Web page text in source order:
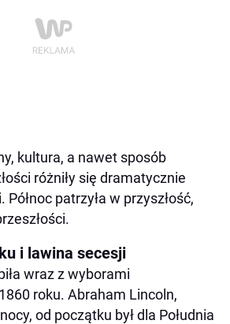
kultura, a nawet sposób
różniły się dramatycznie
patrzyła w przyszłość,
i lawina secesji
wraz z wyborami
roku. Abraham Lincoln,
od początku był dla Południa